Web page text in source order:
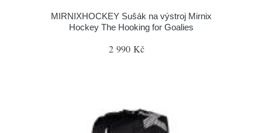
MIRNIXHOCKEY Sušák na výstroj Mirnix
Hockey The Hooking for Goalies
2 990 Kč